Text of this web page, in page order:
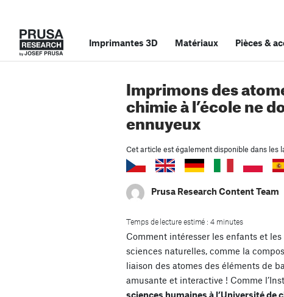
Imprimantes 3D Matériaux Pièces &
Imprimons des
chimie à l’école ne
ennuyeux
Cet article est également disponible dans les
Prusa Research Content Team
Temps de lecture estimé : 4 minutes
Comment intéresser les enfants et
sciences naturelles, comme la
liaison des atomes des éléments de
amusante et interactive ! Comme
sciences humaines à l’Université de